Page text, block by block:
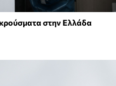
στην Ελλάδα